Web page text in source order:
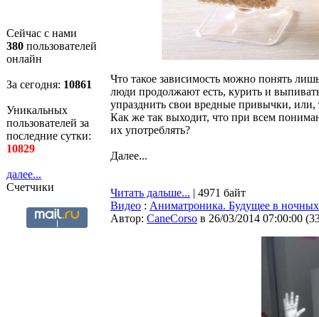
Сейчас с нами
380 пользователей
онлайн
За сегодня: 10862
Уникальных
пользователей за
последние сутки:
10829
далее...
Счетчики
Что такое зависимость можно понять
люди продолжают есть, курить и
упразднить свои вредные привычки, или,
Как же так выходит, что при всем
их употреблять?
Далее...
Читать дальше... | 4971 байт
Видео : Аниматроника. Будущее в
Автор: CaneCorso в 26/03/2014 07:00:00 (